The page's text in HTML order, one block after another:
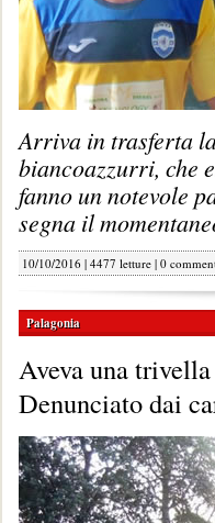
Arriva in trasferta
biancoazzurri, che
fanno un notevole
segna il
10/10/2016 | 4477 letture | 0
Palagonia
Aveva una
Denunciato dai